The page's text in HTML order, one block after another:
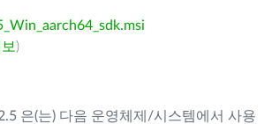
)
은(는) 다음 운영체제/시스템에서 사용